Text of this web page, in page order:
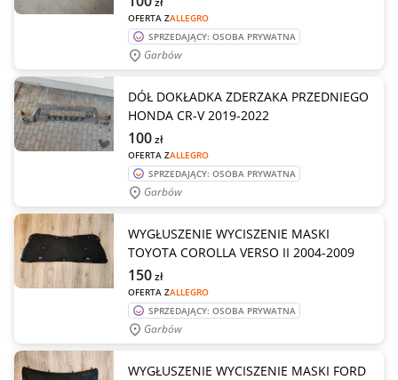
OFERTA ZALLEGRO
SPRZEDAJĄCY: OSOBA PRYWATNA
Garbów
DÓŁ DOKŁADKA ZDERZAKA PRZEDNIEGO
HONDA CR-V 2019-2022
OFERTA ZALLEGRO
100zł
SPRZEDAJĄCY: OSOBA PRYWATNA
Garbów
WYGŁUSZENIE WYCISZENIE MASKI
TOYOTA COROLLA VERSO II 2004-2009
OFERTA ZALLEGRO
150zł
SPRZEDAJĄCY: OSOBA PRYWATNA
Garbów
WYGŁUSZENIE WYCISZENIE MASKI FORD